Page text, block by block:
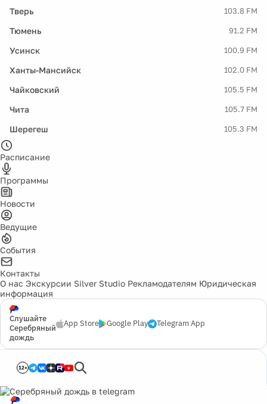
Тверь 103.8 FM
Тюмень 91.2 FM
Усинск 100.9 FM
Ханты-Мансийск 102.0 FM
Чайковский 105.5 FM
Чита 105.7 FM
Шерегеш 105.3 FM
Расписание
Программы
Новости
Ведущие
События
Контакты
О нас Экскурсии Silver Studio Рекламодателям Юридическая
информация
Слушайте
Серебряный
дождь
App Store Google Play Telegram App
12+